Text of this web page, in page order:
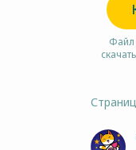
Файл